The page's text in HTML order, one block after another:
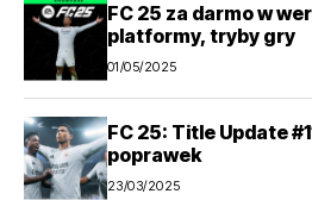
FC 25 za darmo w
platformy, tryby gry
01/05/2025
FC 25: Title Update
poprawek
23/03/2025